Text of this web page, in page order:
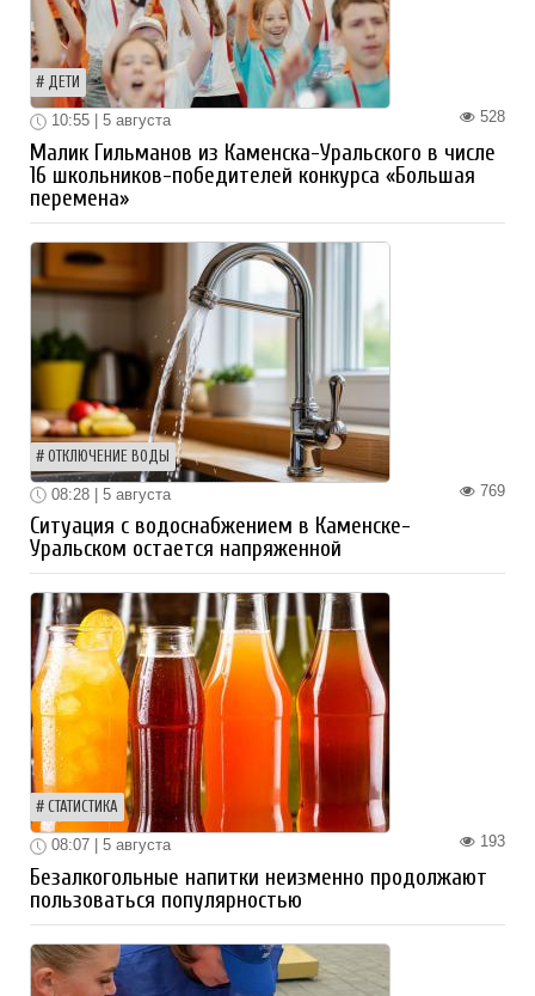
ДЕТИ
528
10:55 | 5 августа
Малик Гильманов из Каменска-Уральского в числе
16 школьников-победителей конкурса «Большая
перемена»
ОТКЛЮЧЕНИЕ ВОДЫ
769
08:28 | 5 августа
Ситуация с водоснабжением в Каменске-
Уральском остается напряженной
СТАТИСТИКА
193
08:07 | 5 августа
Безалкогольные напитки неизменно продолжают
пользоваться популярностью